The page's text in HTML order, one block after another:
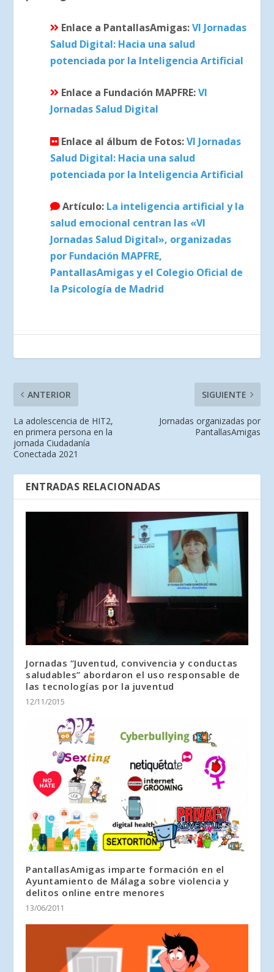
Enlace a PantallasAmigas:VI Jornadas
Salud Digital: Hacia una salud
potenciada por la Inteligencia Artificial
Enlace a Fundación MAPFRE:VI
Jornadas Salud Digital
Enlace al álbum de Fotos: VI Jornadas
Salud Digital: Hacia una salud
potenciada por la Inteligencia Artificial
Artículo: La inteligencia artificial y la
salud emocional centran las «VI
Jornadas Salud Digital», organizadas
por Fundación MAPFRE,
PantallasAmigas y el Colegio Oficial de
la Psicología de Madrid
ANTERIOR
La adolescencia de HIT2,
en primera persona en la
jornada Ciudadanía
Conectada 2021
SIGUIENTE
Jornadas organizadas por
PantallasAmigas
ENTRADAS RELACIONADAS
Jornadas “Juventud, convivencia y conductas
saludables” abordaron el uso responsable de
las tecnologías por la juventud
12/11/2015
PantallasAmigas imparte formación en el
Ayuntamiento de Málaga sobre violencia y
delitos online entre menores
13/06/2011